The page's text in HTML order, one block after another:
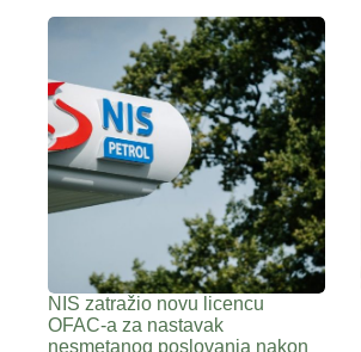
NIS zatražio novu licencu
OFAC-a za nastavak
nesmetanog poslovanja nakon